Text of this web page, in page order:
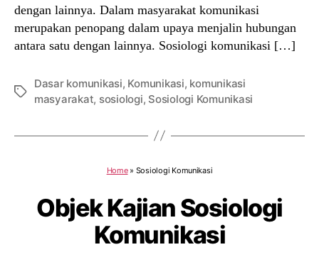
dengan lainnya. Dalam masyarakat komunikasi
merupakan penopang dalam upaya menjalin hubungan
antara satu dengan lainnya. Sosiologi komunikasi […]
Tags
Dasar komunikasi, Komunikasi, komunikasi
masyarakat, sosiologi, Sosiologi Komunikasi
Home» Sosiologi Komunikasi
Objek Kajian Sosiologi
Komunikasi